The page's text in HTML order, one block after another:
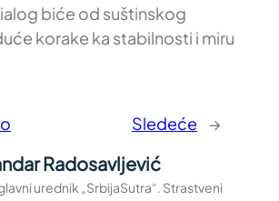
biće od suštinskog
korake ka stabilnosti i miru
Sledeće →
Radosavljević
urednik „SrbijaSutra“. Strastveni